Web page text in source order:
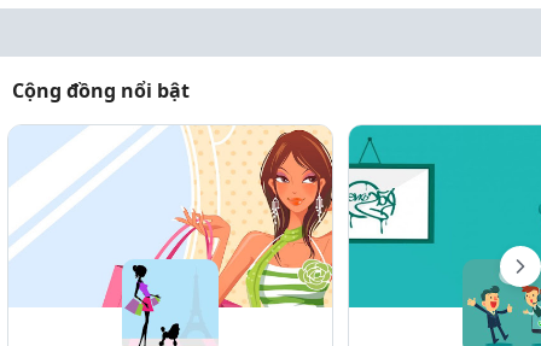
Cộng đồng nổi bật